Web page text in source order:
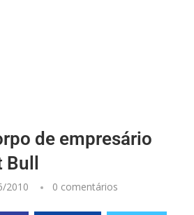
de empresário
2010 0 comentários